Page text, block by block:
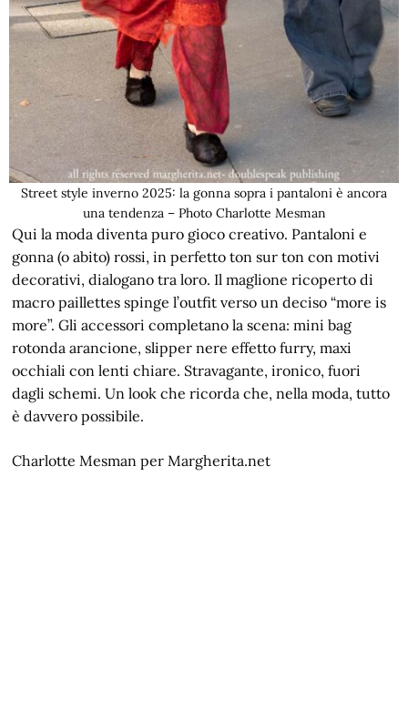
Street style inverno 2025: la gonna sopra i pantaloni è ancora
una tendenza – Photo Charlotte Mesman
Qui la moda diventa puro gioco creativo. Pantaloni e
gonna (o abito) rossi, in perfetto ton sur ton con motivi
decorativi, dialogano tra loro. Il maglione ricoperto di
macro paillettes spinge l’outfit verso un deciso “more is
more”. Gli accessori completano la scena: mini bag
rotonda arancione, slipper nere effetto furry, maxi
occhiali con lenti chiare. Stravagante, ironico, fuori
dagli schemi. Un look che ricorda che, nella moda, tutto
è davvero possibile.
Charlotte Mesman per Margherita.net